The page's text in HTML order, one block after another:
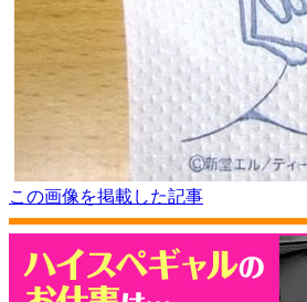
この画像を掲載した記事